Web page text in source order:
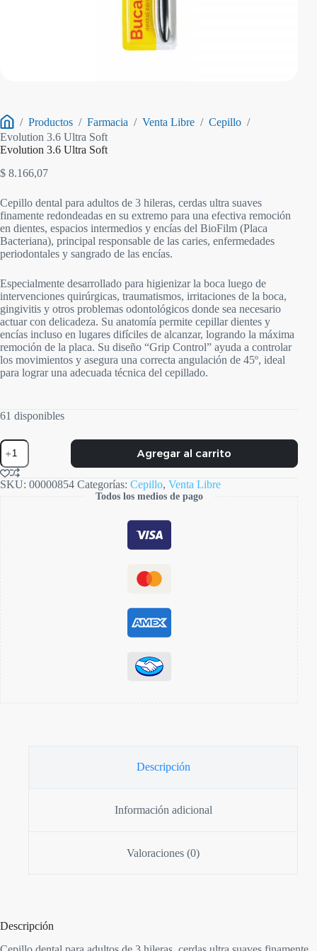
Inicio
/ Productos / Farmacia / Venta Libre / Cepillo /
Evolution 3.6 Ultra Soft
Evolution 3.6 Ultra Soft
$ 8.166,07
Cepillo dental para adultos de 3 hileras, cerdas ultra suaves
finamente redondeadas en su extremo para una efectiva remoción
en dientes, espacios intermedios y encías del BioFilm (Placa
Bacteriana), principal responsable de las caries, enfermedades
periodontales y sangrado de las encías.
Especialmente desarrollado para higienizar la boca luego de
intervenciones quirúrgicas, traumatismos, irritaciones de la boca,
gingivitis y otros problemas odontológicos donde sea necesario
actuar con delicadeza. Su anatomía permite cepillar dientes y
encías incluso en lugares difíciles de alcanzar, logrando la máxima
remoción de la placa. Su diseño “Grip Control” ayuda a controlar
los movimientos y asegura una correcta angulación de 45º, ideal
para lograr una adecuada técnica del cepillado.
61 disponibles
Evolution
3.6
Ultra
Soft
cantidad
Agregar al carrito
SKU: 00000854 Categorías: Cepillo, Venta Libre
Todos los medios de pago
Descripción
Información adicional
Valoraciones (0)
Descripción